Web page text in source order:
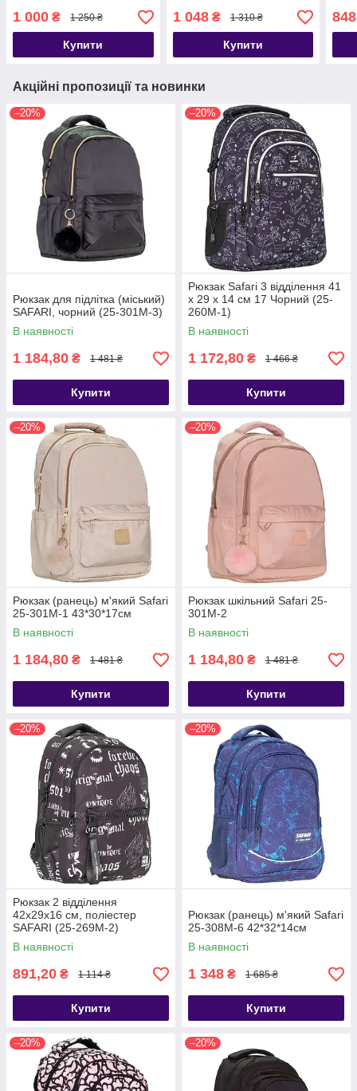
1 000 ₴ 1 250 ₴
Купити
1 048₴ 1 310 ₴
Купити
848
Акційні пропозиції та новинки
–20%
Рюкзак для підлітка (міський)
SAFARI, чорний (25-301M-3)
В наявності
1 184,80 ₴ 1 481 ₴
Купити
–20%
Рюкзак Safari 3 відділення 41
x 29 x 14 см 17 Чорний (25-
260M-1)
В наявності
1 172,80 ₴ 1 466 ₴
Купити
–20%
Рюкзак (ранець) м'який Safari
25-301M-1 43*30*17см
В наявності
1 184,80 ₴ 1 481 ₴
Купити
–20%
Рюкзак шкільний Safari 25-
301M-2
В наявності
1 184,80 ₴ 1 481 ₴
Купити
–20%
Рюкзак 2 відділення
42x29x16 см, поліестер
SAFARI (25-269M-2)
В наявності
891,20 ₴ 1 114 ₴
Купити
–20%
Рюкзак (ранець) м'який Safari
25-308M-6 42*32*14см
В наявності
1 348 ₴ 1 685 ₴
Купити
–20% –20%